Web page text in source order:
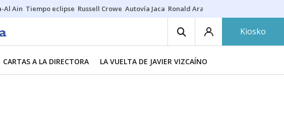
Al Ain Tiempo eclipse Russell Crowe Autovía Jaca Ronald Araújo
Kiosko
CARTAS A LA DIRECTORA LA VUELTA DE JAVIER VIZCAÍNO